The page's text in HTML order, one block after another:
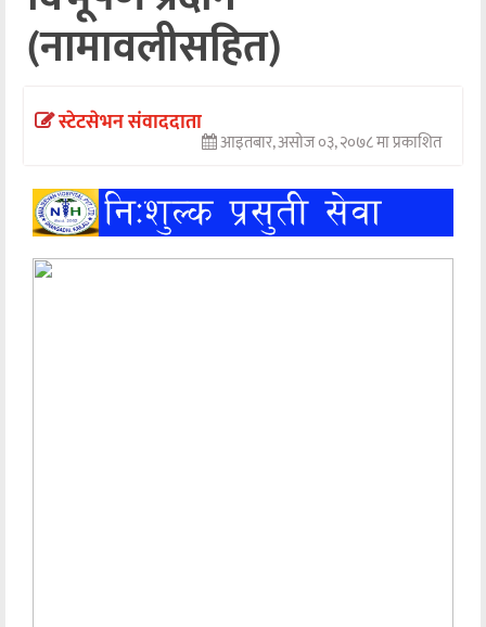
खेलकुद
मनोरञ्जन
(नामावलीसहित)
स्टेटसेभन संवाददाता
आइतबार, असोज ०३, २०७८ मा प्रकाशित